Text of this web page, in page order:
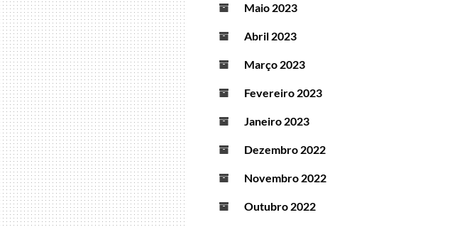
Maio 2023
Abril 2023
Março 2023
Fevereiro 2023
Janeiro 2023
Dezembro 2022
Novembro 2022
Outubro 2022